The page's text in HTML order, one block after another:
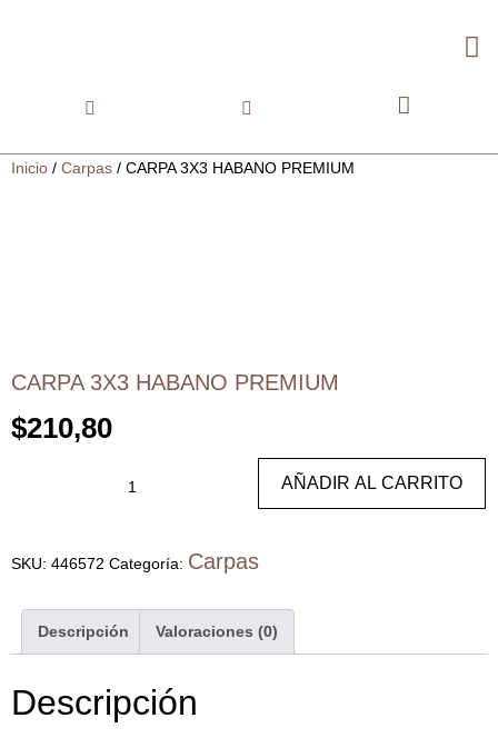
Inicio / Carpas / CARPA 3X3 HABANO PREMIUM
CARPA 3X3 HABANO PREMIUM
$210,80
AÑADIR AL CARRITO
SKU: 446572 Categoría: Carpas
Descripción Valoraciones (0)
Descripción